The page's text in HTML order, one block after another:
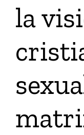
Conócenos
Temas
Boletín
Media
la